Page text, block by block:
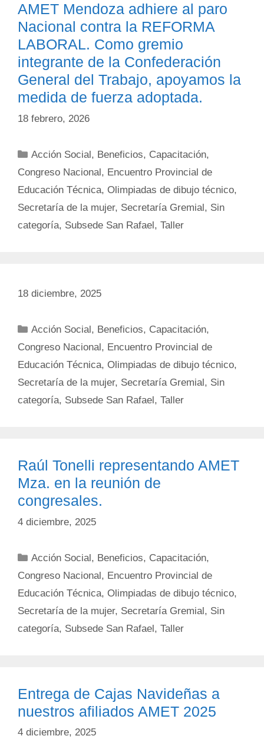
AMET Mendoza adhiere al paro
Nacional contra la REFORMA
LABORAL. Como gremio
integrante de la Confederación
General del Trabajo, apoyamos la
medida de fuerza adoptada.
18 febrero, 2026
Categorías
Acción Social, Beneficios, Capacitación,
Congreso Nacional, Encuentro Provincial de
Educación Técnica, Olimpiadas de dibujo técnico,
Secretaría de la mujer, Secretaría Gremial, Sin
categoría, Subsede San Rafael, Taller
18 diciembre, 2025
Categorías
Acción Social , Beneficios, Capacitación,
Congreso Nacional , Encuentro Provincial de
Educación Técnica, Olimpiadas de dibujo técnico,
Secretaría de la mujer, Secretaría Gremial , Sin
categoría, Subsede San Rafael , Taller
Raúl Tonelli representando AMET
Mza. en la reunión de
congresales.
4 diciembre, 2025
Categorías
Acción Social, Beneficios, Capacitación,
Congreso Nacional, Encuentro Provincial de
Educación Técnica, Olimpiadas de dibujo técnico,
Secretaría de la mujer, Secretaría Gremial, Sin
categoría, Subsede San Rafael, Taller
Entrega de Cajas Navideñas a
nuestros afiliados AMET 2025
4 diciembre, 2025